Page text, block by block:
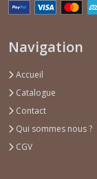
Navigation
Accueil
Catalogue
Contact
Qui sommes nous ?
CGV